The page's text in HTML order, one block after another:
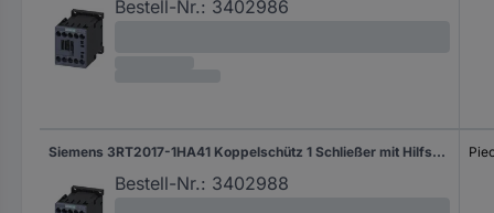
Bestell-Nr.: 3402986
Siemens 3RT2017-1HA41 Koppelschütz 1 Schließer mit Hilfskontakt Passend für Marke (Relais): Siemens Piece 1 St.
Bestell-Nr.: 3402988